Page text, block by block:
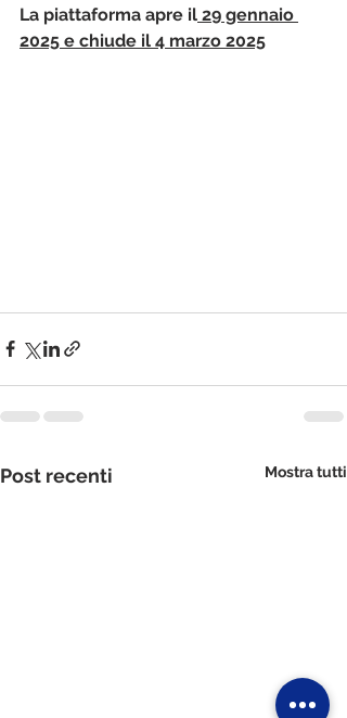
La piattaforma apre il 29 gennaio
2025 e chiude il 4 marzo 2025
Post recenti Mostra tutti